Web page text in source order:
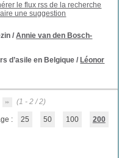
le flux rss de la recherche
une suggestion
/Annie van den Bosch-
d’asile en Belgique / Léonor
(1 - 2 / 2)
: 25 50 100 200